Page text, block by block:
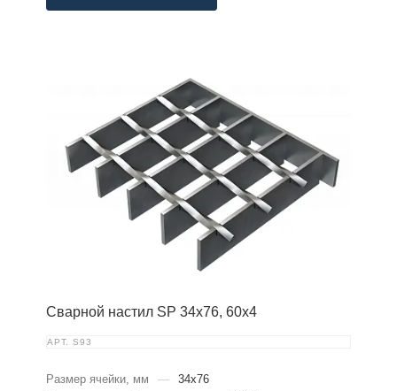
Сварной настил SP 34х76, 60х4
АРТ. S93
Размер ячейки, мм —
34x76